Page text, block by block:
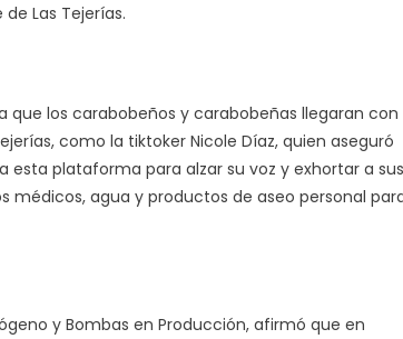
Las Tejerías.
los carabobeños y carabobeñas llegaran con
como la tiktoker Nicole Díaz, quien aseguró
plataforma para alzar su voz y exhortar a sus
médicos, agua y productos de aseo personal
y Bombas en Producción, afirmó que en